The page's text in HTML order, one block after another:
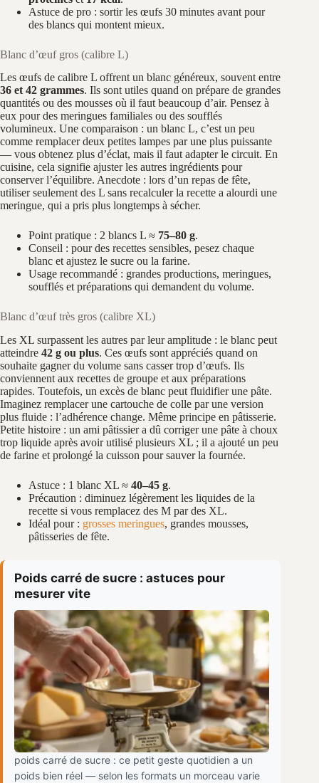
Astuce de pro : sortir les œufs 30 minutes avant pour
des blancs qui montent mieux.
Blanc d’œuf gros (calibre L)
Les œufs de calibre L offrent un blanc généreux, souvent entre
36 et 42 grammes. Ils sont utiles quand on prépare de grandes
quantités ou des mousses où il faut beaucoup d’air. Pensez à
eux pour des meringues familiales ou des soufflés
volumineux. Une comparaison : un blanc L, c’est un peu
comme remplacer deux petites lampes par une plus puissante
— vous obtenez plus d’éclat, mais il faut adapter le circuit. En
cuisine, cela signifie ajuster les autres ingrédients pour
conserver l’équilibre. Anecdote : lors d’un repas de fête,
utiliser seulement des L sans recalculer la recette a alourdi une
meringue, qui a pris plus longtemps à sécher.
Point pratique : 2 blancs L ≈ 75–80 g.
Conseil : pour des recettes sensibles, pesez chaque
blanc et ajustez le sucre ou la farine.
Usage recommandé : grandes productions, meringues,
soufflés et préparations qui demandent du volume.
Blanc d’œuf très gros (calibre XL)
Les XL surpassent les autres par leur amplitude : le blanc peut
atteindre 42 g ou plus. Ces œufs sont appréciés quand on
souhaite gagner du volume sans casser trop d’œufs. Ils
conviennent aux recettes de groupe et aux préparations
rapides. Toutefois, un excès de blanc peut fluidifier une pâte.
Imaginez remplacer une cartouche de colle par une version
plus fluide : l’adhérence change. Même principe en pâtisserie.
Petite histoire : un ami pâtissier a dû corriger une pâte à choux
trop liquide après avoir utilisé plusieurs XL ; il a ajouté un peu
de farine et prolongé la cuisson pour sauver la fournée.
Astuce : 1 blanc XL ≈ 40–45 g.
Précaution : diminuez légèrement les liquides de la
recette si vous remplacez des M par des XL.
Idéal pour : grosses meringues, grandes mousses,
pâtisseries de fête.
Poids carré de sucre : astuces pour
mesurer vite
poids carré de sucre : ce petit geste quotidien a un
poids bien réel — selon les formats un morceau varie